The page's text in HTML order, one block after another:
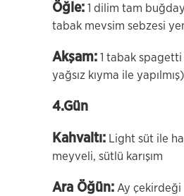
Öğle: 1 dilim tam
tabak mevsim sebzesi
Akşam: 1 tabak
yağsız kıyma ile yapılmış)
4.Gün
Kahvaltı: Light süt ile
meyveli, sütlü karışım
Ara Öğün: Ay çekirdeği